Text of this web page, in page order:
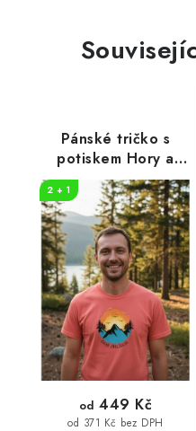
Pánské tričko s
potiskem Hory a
slunce
2 + 1
od 371 Kč bez DPH
od 449 Kč